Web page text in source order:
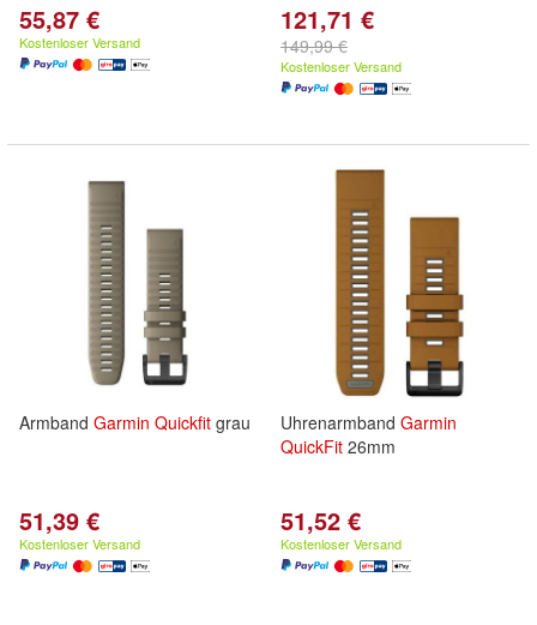
55,87 €
Kostenloser Versand
121,71 €
149,99 €
Kostenloser Versand
Armband Garmin Quickfit grau
51,39 €
Kostenloser Versand
Uhrenarmband Garmin
QuickFit 26mm
51,52 €
Kostenloser Versand